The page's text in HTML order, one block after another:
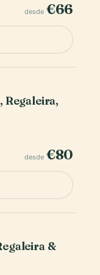
desde €66
Regaleira,
desde €80
&